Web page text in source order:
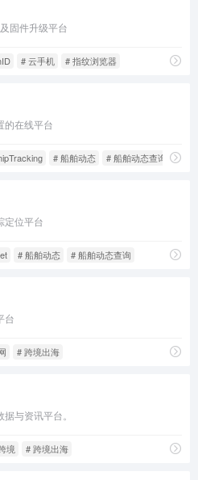
固件升级平台
# 云手机 # 指纹浏览器
的在线平台
# 船舶动态 # 船舶动态查询
定位平台
# 船舶动态 # 船舶动态查询
台
# 跨境出海
与资讯平台。
境 # 跨境出海